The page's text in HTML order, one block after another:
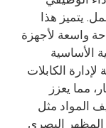
يتميز هذا
واسعة لأجهزة
الأساسية
الكابلات
مما يعزز
المواد مثل
المظهر البصري